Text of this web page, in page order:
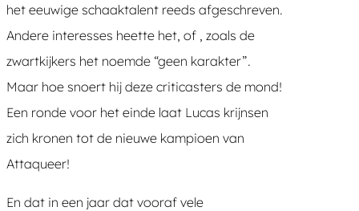
het eeuwige schaaktalent reeds afgeschreven.
Andere interesses heette het, of , zoals de
zwartkijkers het noemde “geen karakter”.
Maar hoe snoert hij deze criticasters de mond!
Een ronde voor het einde laat Lucas krijnsen
zich kronen tot de nieuwe kampioen van
Attaqueer!
En dat in een jaar dat vooraf vele